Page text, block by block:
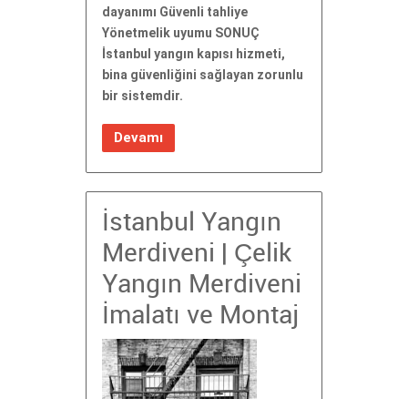
dayanımı Güvenli tahliye
Yönetmelik uyumu SONUÇ
İstanbul yangın kapısı hizmeti,
bina güvenliğini sağlayan zorunlu
bir sistemdir.
Devamı
İstanbul Yangın
Merdiveni | Çelik
Yangın Merdiveni
İmalatı ve Montaj